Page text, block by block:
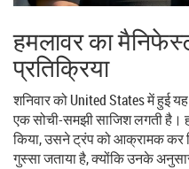
हमलावर का
प्रतिक्रिया
शनिवार कोUnited Statesमें हुई
एक सोची-समझी साजिश लगती है।
किया, उसने ट्रंप को आक्रामक कर
गुस्सा जताया है, क्योंकि उनके